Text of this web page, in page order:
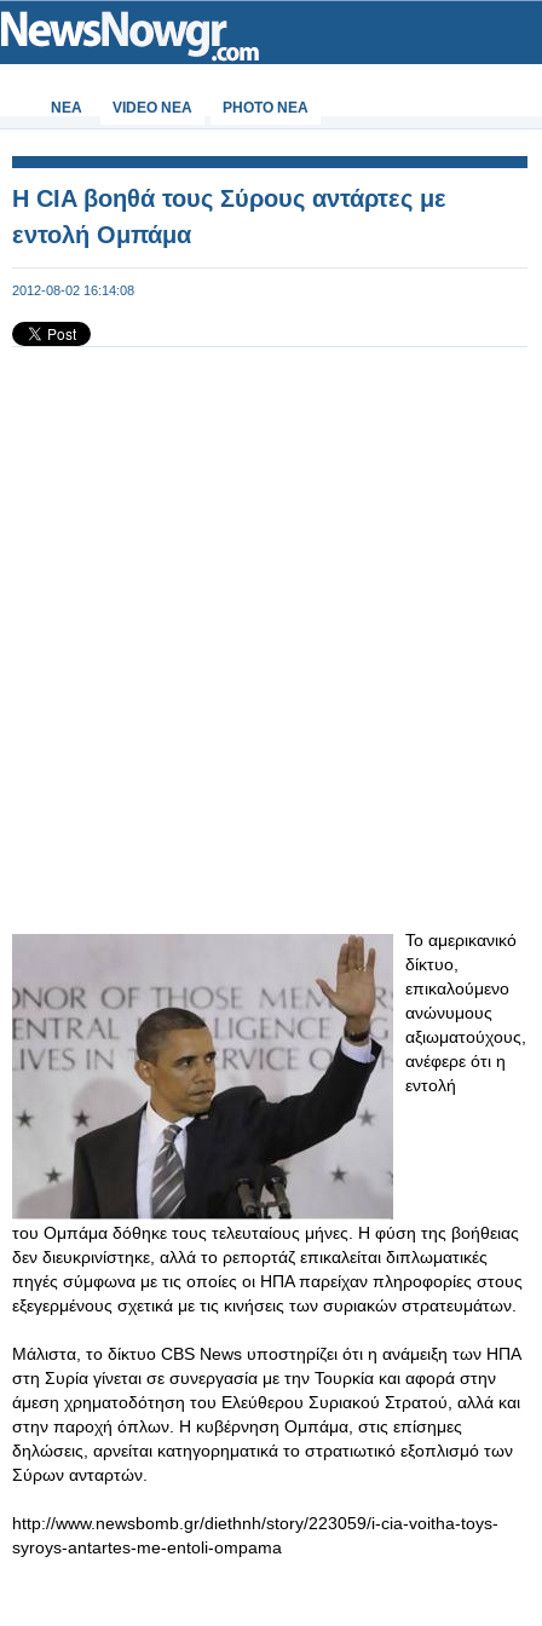
ΝΕΑ VIDEO NEA PHOTO NEA
Η CIA βοηθά τους Σύρους αντάρτες με
εντολή Ομπάμα
2012-08-02 16:14:08
Το αμερικανικό
δίκτυο,
επικαλούμενο
ανώνυμους
αξιωματούχους,
ανέφερε ότι η
εντολή
του Ομπάμα δόθηκε τους τελευταίους μήνες. Η φύση της βοήθειας
δεν διευκρινίστηκε, αλλά το ρεπορτάζ επικαλείται διπλωματικές
πηγές σύμφωνα με τις οποίες οι ΗΠΑ παρείχαν πληροφορίες στους
εξεγερμένους σχετικά με τις κινήσεις των συριακών στρατευμάτων.
Μάλιστα, το δίκτυο CBS News υποστηρίζει ότι η ανάμειξη των ΗΠΑ
στη Συρία γίνεται σε συνεργασία με την Τουρκία και αφορά στην
άμεση χρηματοδότηση του Ελεύθερου Συριακού Στρατού, αλλά και
στην παροχή όπλων. Η κυβέρνηση Ομπάμα, στις επίσημες
δηλώσεις, αρνείται κατηγορηματικά το στρατιωτικό εξοπλισμό των
Σύρων ανταρτών.
http://www.newsbomb.gr/diethnh/story/223059/i-cia-voitha-toys-
syroys-antartes-me-entoli-ompama